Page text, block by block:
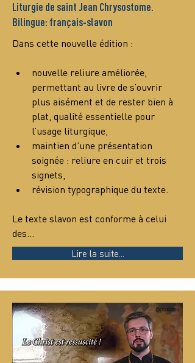
Liturgie de saint Jean Chrysostome.
Bilingue: français-slavon
Dans cette nouvelle édition :
nouvelle reliure améliorée,
permettant au livre de s’ouvrir
plus aisément et de rester bien à
plat, qualité essentielle pour
l’usage liturgique,
maintien d’une présentation
soignée : reliure en cuir et trois
signets,
révision typographique du texte.
Le texte slavon est conforme à celui
des…
Lire la suite...